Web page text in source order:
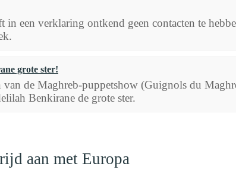
in een verklaring ontkend geen contacten te
grote ster!
van de Maghreb-puppetshow (Guignols du
Benkirane de grote ster.
aan met Europa